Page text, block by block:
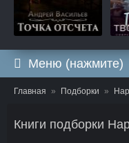
Меню (нажмите)
Главная Подборки
Книги подборки